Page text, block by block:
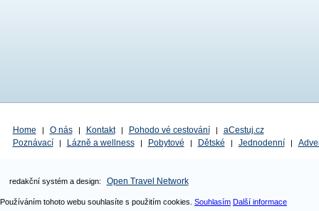
Home | O nás | Kontakt | Pohodo vé cestování |
aCestuj.cz
Poznávací
| Lázně a wellness | Pobytové | Dětské | Jednodenní |
redakční systém a design: Open Travel Network
Používáním tohoto webu souhlasíte s použitím cookies. Souhlasím Další informace